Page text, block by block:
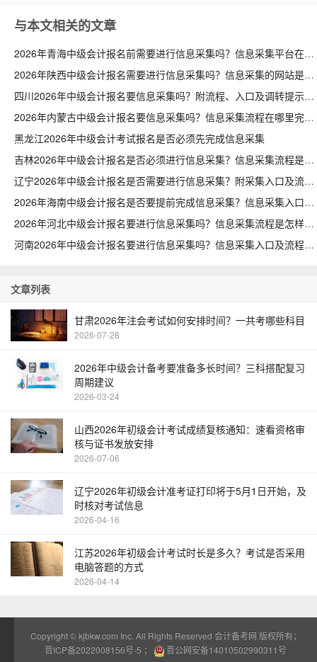
与本文相关的文章
2026年青海中级会计报名前需要进行信息采集吗？信息采集平台在哪里
2026年陕西中级会计报名需要进行信息采集吗？信息采集的网站是什么
四川2026年中级会计报名要信息采集吗？附流程、入口及调转提示
2026年内蒙古中级会计报名要信息采集吗？信息采集流程在哪里完成
黑龙江2026年中级会计考试报名是否必须先完成信息采集
吉林2026年中级会计报名是否必须进行信息采集？信息采集流程是什么
辽宁2026年中级会计报名是否需要进行信息采集？附采集入口及流程
2026年海南中级会计报名是否要提前完成信息采集？信息采集入口在哪
2026年河北中级会计报名要进行信息采集吗？信息采集流程是怎样的
河南2026年中级会计报名要进行信息采集吗？信息采集入口及流程汇总
文章列表
甘肃2026年注会考试如何安排时间？一共考哪些科目
2026-07-28
2026年中级会计备考要准备多长时间？三科搭配复习
周期建议
2026-03-24
山西2026年初级会计考试成绩复核通知：速看资格审
核与证书发放安排
2026-07-06
辽宁2026年初级会计准考证打印将于5月1日开始，及
时核对考试信息
2026-04-16
江苏2026年初级会计考试时长是多久？考试是否采用
电脑答题的方式
2026-04-14
Copyright ©kjbkw.com Inc. All Rights Reserved 会计备考网 版权所有；
晋ICP备2022008156号-5 ； 晋公网安备14010502990311号